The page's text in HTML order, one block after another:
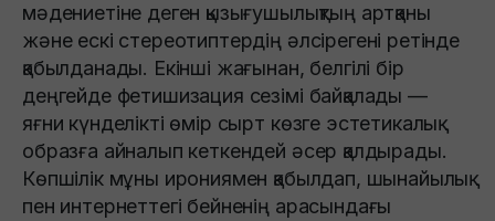
мәдениетіне деген қызығушылықтың артқаны
және ескі стереотиптердің әлсірегені ретінде
қабылданады. Екінші жағынан, белгілі бір
деңгейде фетишизация сезімі байқалады —
яғни күнделікті өмір сырт көзге эстетикалық
образға айналып кеткендей әсер қалдырады.
Көпшілік мұны ирониямен қабылдап, шынайылық
пен интернеттегі бейненің арасындағы